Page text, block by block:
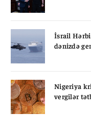
İsrail Hərbi
dənizdə
Nigeriya
vergilər